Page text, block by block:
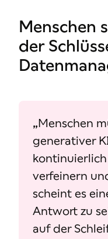
Menschen
der
„Menschen
generativer
verfeinern
scheint es
Antwort zu
auf der